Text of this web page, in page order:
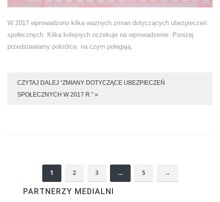
W 2017 wprowadzono kilka ważnych zmian dotyczących ubezpieczeń
społecznych. Kilka kolejnych oczekuje na wprowadzenie. Poniżej
przedstawiamy pokrótce, na czym polegają.
CZYTAJ DALEJ “ZMIANY DOTYCZĄCE UBEZPIECZEŃ
SPOŁECZNYCH W 2017 R.” »
1 2 3 … 5 →
PARTNERZY MEDIALNI